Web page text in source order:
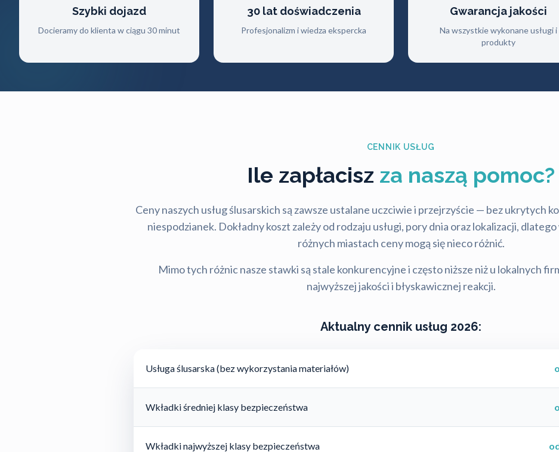
Szybki dojazd
Docieramy do klienta w ciągu 30 minut
30 lat doświadczenia
Profesjonalizm i wiedza ekspercka
Gwarancja jakości
Na wszystkie wykonane usługi i
produkty
CENNIK USŁUG
Ile zapłacisz za naszą pomoc?
Ceny naszych usług ślusarskich są zawsze ustalane uczciwie i przejrzyście — bez ukrytych
niespodzianek. Dokładny koszt zależy od rodzaju usługi, pory dnia oraz lokalizacji,
różnych miastach ceny mogą się nieco różnić.
Mimo tych różnic nasze stawki są stale konkurencyjne i często niższe niż u lokalnych
najwyższej jakości i błyskawicznej reakcji.
Aktualny cennik usług 2026:
Usługa ślusarska (bez wykorzystania materiałów)
Wkładki średniej klasy bezpieczeństwa
Wkładki najwyższej klasy bezpieczeństwa